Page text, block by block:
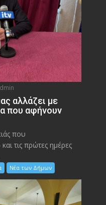
αλλάζει με
που αφήνουν
που
τις πρώτες ημέρες
Νέα των Δήμων